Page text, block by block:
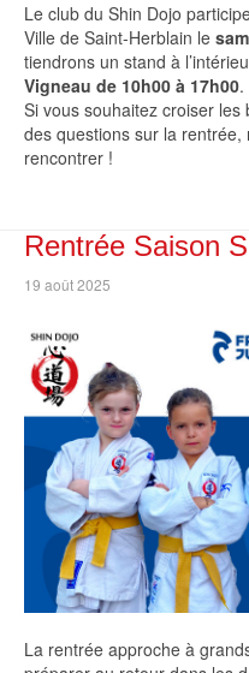
Le club du Shin Dojo
Ville de Saint-Herblain le
tiendrons un stand à
Vigneau de 10h00 à 17h00.
Si vous souhaitez croiser
des questions sur la rentrée,
rencontrer !
Rentrée Saison
19 août 2025
La rentrée approche à